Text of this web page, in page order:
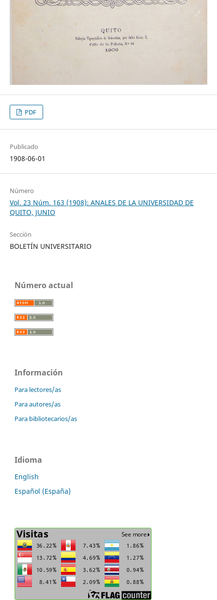
PDF
Publicado
1908-06-01
Número
Vol. 23 Núm. 163 (1908): ANALES DE LA UNIVERSIDAD DE
QUITO, JUNIO
Sección
BOLETÍN UNIVERSITARIO
Número actual
Información
Para lectores/as
Para autores/as
Para bibliotecarios/as
Idioma
English
Español (España)